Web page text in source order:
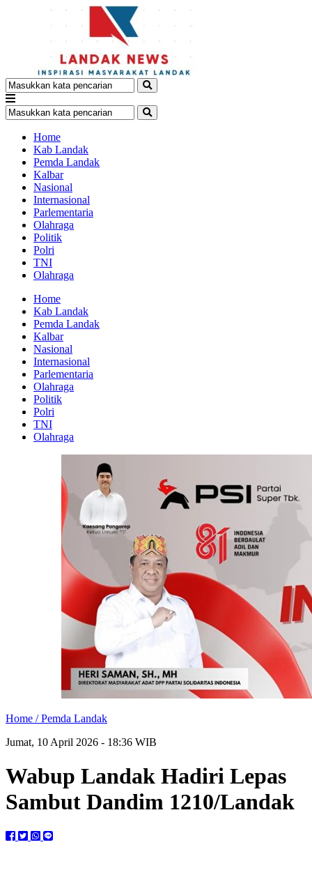
Home
Kab Landak
Pemda Landak
Kalbar
Nasional
Internasional
Parlementaria
Olahraga
Politik
Polri
TNI
Olahraga
Home
Kab Landak
Pemda Landak
Kalbar
Nasional
Internasional
Parlementaria
Olahraga
Politik
Polri
TNI
Olahraga
Home /Pemda Landak
Jumat, 10 April 2026 - 18:36 WIB
Wabup Landak Hadiri Lepas
Sambut Dandim 1210/Landak